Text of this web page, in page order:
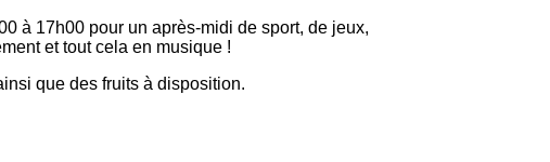
à 17h00 pour un après-midi de sport, de jeux,
et tout cela en musique !
que des fruits à disposition.